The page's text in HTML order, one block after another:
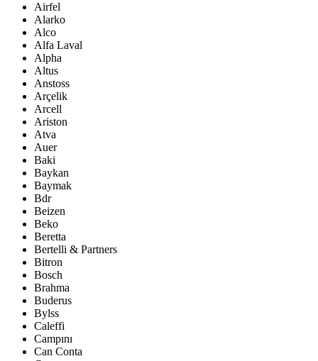
Airfel
Alarko
Alco
Alfa Laval
Alpha
Altus
Anstoss
Arçelik
Arcell
Ariston
Atva
Auer
Baki
Baykan
Baymak
Bdr
Beizen
Beko
Beretta
Bertelli & Partners
Bitron
Bosch
Brahma
Buderus
Bylss
Caleffi
Campını
Can Conta